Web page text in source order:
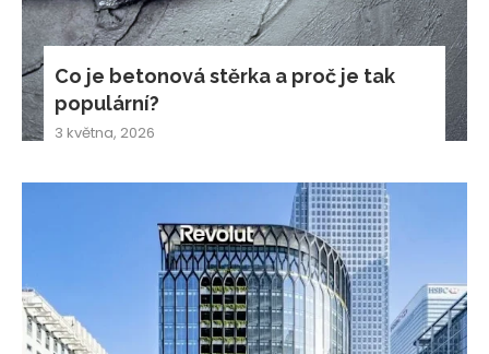
Co je betonová stěrka a proč je tak
populární?
3 května, 2026